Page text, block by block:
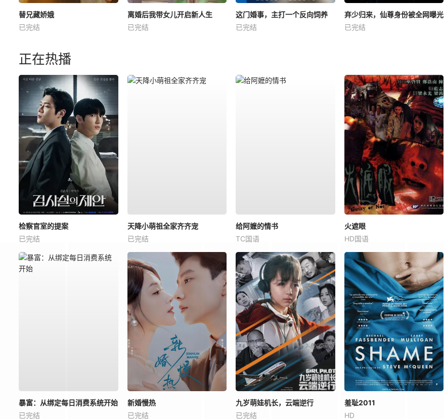
替兄藏娇娥
已完结
离婚后我带女儿开启新人生
已完结
这门婚事，主打一个反向饲养
已完结
弃少归来，仙尊身份被全网曝光
已完结
正在热播
检察官室的提案
已完结
天降小萌祖全家齐齐宠
已完结
给阿嬷的情书
TC国语
火遮眼
HD国语
暴富：从绑定每日消费系统开始
已完结
新婚慢热
已完结
九岁萌娃机长，云端逆行
已完结
羞耻2011
HD